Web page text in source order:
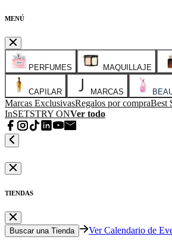
MENÚ
PERFUMES MAQUILLAJE
CAPILAR MARCAS
Marcas ExclusivasRegalos por compraBest
InSETSTRY ONVer todo
TIENDAS
Buscar una Tienda Ver Calendario de